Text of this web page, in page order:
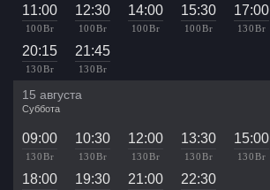
11:00
100 Br
12:30
100 Br
14:00
100 Br
15:30
100 Br
17:00
130 Br
20:15
130 Br
21:45
130 Br
15 августа
Суббота
09:00
130 Br
10:30
130 Br
12:00
130 Br
13:30
130 Br
15:00
130 Br
18:00 19:30 21:00 22:30